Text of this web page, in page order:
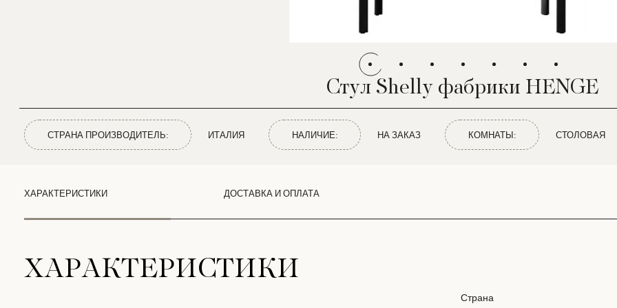
Стул Shelly фабрики HENGE
СТРАНА ПРОИЗВОДИТЕЛЬ: ИТАЛИЯ НАЛИЧИЕ: НА ЗАКАЗ КОМНАТЫ: СТОЛОВАЯ
ХАРАКТЕРИСТИКИ ДОСТАВКА И ОПЛАТА
ХАРАКТЕРИСТИКИ
Страна